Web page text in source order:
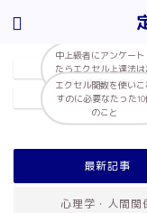
中上級者にアンケート
たらエクセル上達法は
った2種類だけだっ
エクセル関数を使いこ
すのに必要なたった10
のこと
最新記事
心理学・人間関